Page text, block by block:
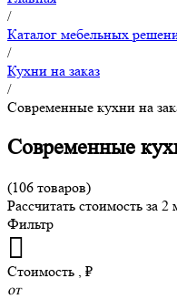
/
Каталог мебельных
/
Кухни на заказ
/
Современные кухни на
Современные
(106 товаров)
Рассчитать стоимость за
Фильтр
Стоимость , ₽
от